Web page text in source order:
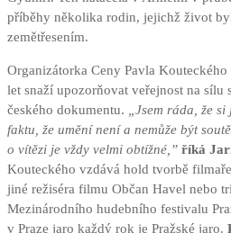
příběhy několika rodin, jejichž život
zemětřesením.
Organizátorka Ceny Pavla
let snaží upozorňovat veřejnost na sílu
českého dokumentu.
„Jsem ráda, že
faktu, že umění není a nemůže být
o vítězi je vždy velmi obtížné,” říká
Kouteckého vzdává hold tvorbě
jiné režiséra filmu Občan Havel nebo
Mezinárodního hudebního festivalu
v Praze jaro každý rok je Pražské jaro.